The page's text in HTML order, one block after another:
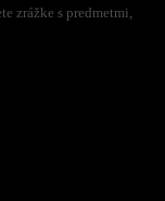
zrážke s predmetmi,